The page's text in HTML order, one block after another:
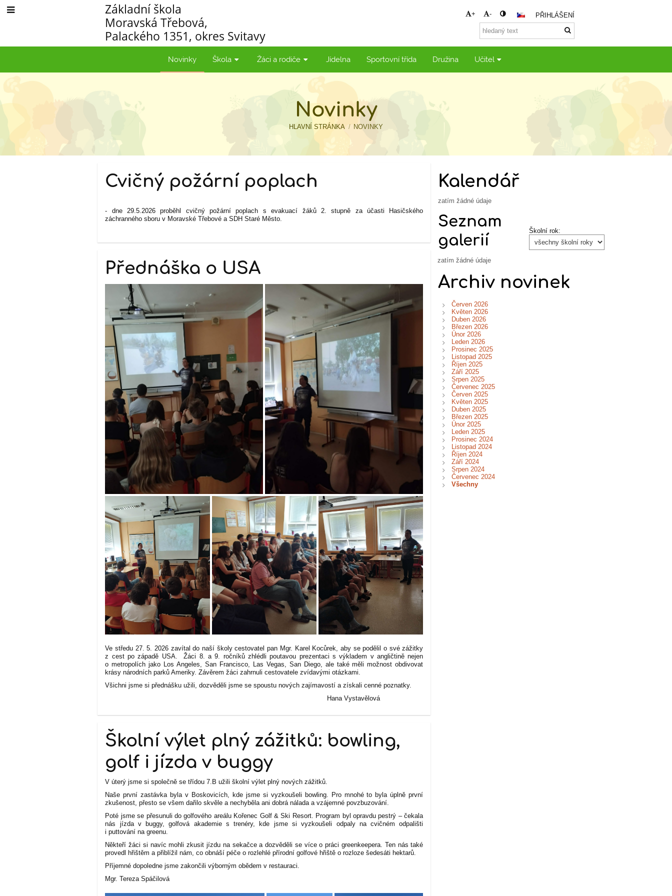
Základní škola
Moravská Třebová,
Palackého 1351, okres Svitavy
+ - PŘIHLÁŠENÍ
Novinky Škola Žáci a rodiče Jídelna Sportovní třída Družina Učitel
Novinky
HLAVNÍ STRÁNKA / NOVINKY
Novinky
Cvičný požární poplach
- dne 29.5.2026 proběhl cvičný požární poplach s evakuací žáků 2. stupně za účasti Hasičského
záchranného sboru v Moravské Třebové a SDH Staré Město.
Přednáška o USA
Ve středu 27. 5. 2026 zavítal do naší školy cestovatel pan Mgr. Karel Kocůrek, aby se podělil o své zážitky
z cest po západě USA. Žáci 8. a 9. ročníků zhlédli poutavou prezentaci s výkladem v angličtině nejen
o metropolích jako Los Angeles, San Francisco, Las Vegas, San Diego, ale také měli možnost obdivovat
krásy národních parků Ameriky. Závěrem žáci zahrnuli cestovatele zvídavými otázkami.
Všichni jsme si přednášku užili, dozvěděli jsme se spoustu nových zajímavostí a získali cenné poznatky.
Hana Vystavělová
Školní výlet plný zážitků: bowling,
golf i jízda v buggy
V úterý jsme si společně se třídou 7.B užili školní výlet plný nových zážitků.
Naše první zastávka byla v Boskovicích, kde jsme si vyzkoušeli bowling. Pro mnohé to byla úplně první
zkušenost, přesto se všem dařilo skvěle a nechyběla ani dobrá nálada a vzájemné povzbuzování.
Poté jsme se přesunuli do golfového areálu Kořenec Golf & Ski Resort. Program byl opravdu pestrý – čekala
nás jízda v buggy, golfová akademie s trenéry, kde jsme si vyzkoušeli odpaly na cvičném odpališti
i puttování na greenu.
Někteří žáci si navíc mohli zkusit jízdu na sekačce a dozvěděli se více o práci greenkeepera. Ten nás také
provedl hřištěm a přiblížil nám, co obnáší péče o rozlehlé přírodní golfové hřiště o rozloze šedesáti hektarů.
Příjemné dopoledne jsme zakončili výborným obědem v restauraci.
Mgr. Tereza Spáčilová
Kalendář
zatím žádné údaje
Seznam
galerií
Školní rok:
zatím žádné údaje
Archiv novinek
Červen 2026
Květen 2026
Duben 2026
Březen 2026
Únor 2026
Leden 2026
Prosinec 2025
Listopad 2025
Říjen 2025
Září 2025
Srpen 2025
Červenec 2025
Červen 2025
Květen 2025
Duben 2025
Březen 2025
Únor 2025
Leden 2025
Prosinec 2024
Listopad 2024
Říjen 2024
Září 2024
Srpen 2024
Červenec 2024
Všechny